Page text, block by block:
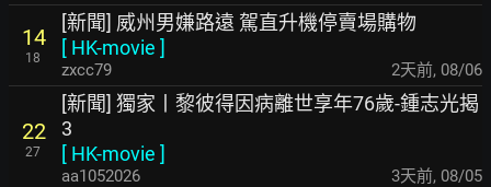
14
18
[新聞] 威州男嫌路遠 駕直升機停賣場購物
[ HK-movie ]
zxcc79 2天前, 08/06
22
27
[新聞] 獨家丨黎彼得因病離世享年76歲-鍾志光揭
3
[ HK-movie ]
aa1052026 3天前, 08/05